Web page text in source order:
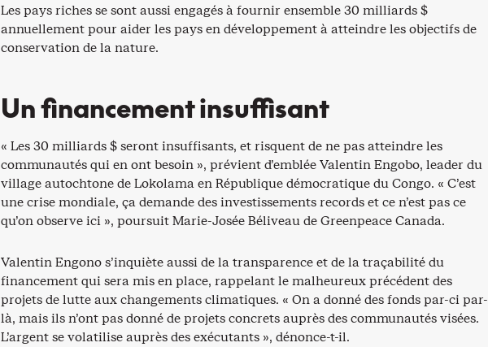
Les pays riches se sont aussi engagés à fournir ensemble 30 milliards $
annuellement pour aider les pays en développement à atteindre les objectifs de
conservation de la nature.
Un financement insuffisant
« Les 30 milliards $ seront insuffisants, et risquent de ne pas atteindre les
communautés qui en ont besoin », prévient d’emblée Valentin Engobo, leader du
village autochtone de Lokolama en République démocratique du Congo. « C’est
une crise mondiale, ça demande des investissements records et ce n’est pas ce
qu’on observe ici », poursuit Marie-Josée Béliveau de Greenpeace Canada.
Valentin Engono s’inquiète aussi de la transparence et de la traçabilité du
financement qui sera mis en place, rappelant le malheureux précédent des
projets de lutte aux changements climatiques. « On a donné des fonds par-ci par-
là, mais ils n’ont pas donné de projets concrets auprès des communautés visées.
L’argent se volatilise auprès des exécutants », dénonce-t-il.